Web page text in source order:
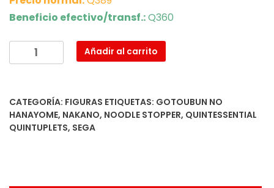
Beneficio efectivo/transf.:Q360
Nakano
Añadir al carrito
CATEGORÍA: FIGURAS ETIQUETAS: GOTOUBUN NO
HANAYOME, NAKANO, NOODLE STOPPER, QUINTESSENTIAL
QUINTUPLETS, SEGA